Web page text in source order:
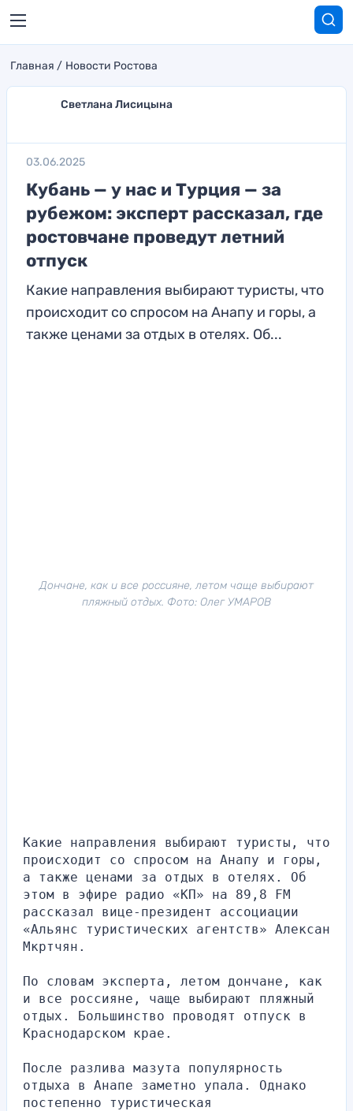
Главная Новости Ростова
Светлана Лисицына
03.06.2025
Кубань — у нас и Турция — за
рубежом: эксперт рассказал, где
ростовчане проведут летний
отпуск
Какие направления выбирают туристы, что
происходит со спросом на Анапу и горы, а
также ценами за отдых в отелях. Об...
Дончане, как и все россияне, летом чаще выбирают
пляжный отдых. Фото: Олег УМАРОВ
Какие направления выбирают туристы, что
происходит со спросом на Анапу и горы,
а также ценами за отдых в отелях. Об
этом в эфире радио «КП» на 89,8 FM
рассказал вице-президент ассоциации
«Альянс туристических агентств» Алексан
Мкртчян.
По словам эксперта, летом дончане, как
и все россияне, чаще выбирают пляжный
отдых. Большинство проводят отпуск в
Краснодарском крае.
После разлива мазута популярность
отдыха в Анапе заметно упала. Однако
постепенно туристическая